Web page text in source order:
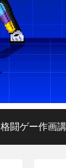
格闘ゲー作画